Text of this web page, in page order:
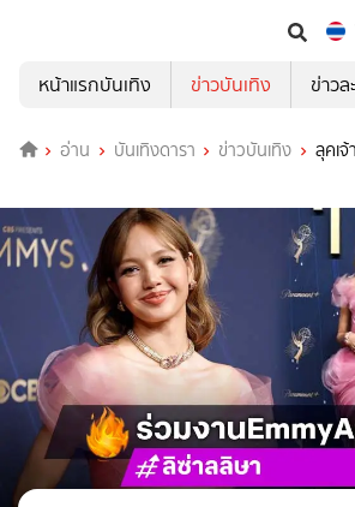
หน้าแรกบันเทิง
ข่าวบันเทิง ข่าวล
อ่าน บันเทิงดารา ข่าวบันเทิง
ลุคเ